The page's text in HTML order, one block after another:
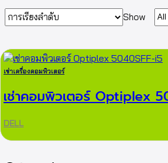
Show
per
เช่าเครื่องคอมพิวเตอร์
เช่าคอมพิวเตอร์ Optiplex
DELL